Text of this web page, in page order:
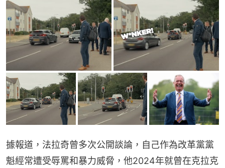
據報道，法拉奇曾多次公開談論，自己作為改革黨黨
魁經常遭受辱罵和暴力威脅，他2024年就曾在克拉克